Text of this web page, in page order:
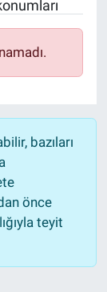
bazıları
önce
teyit